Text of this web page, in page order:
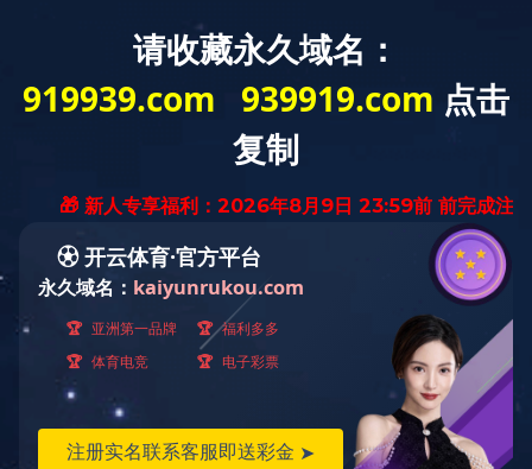
网站首页
投资者关系 人力资源
milan米兰官网
2021-